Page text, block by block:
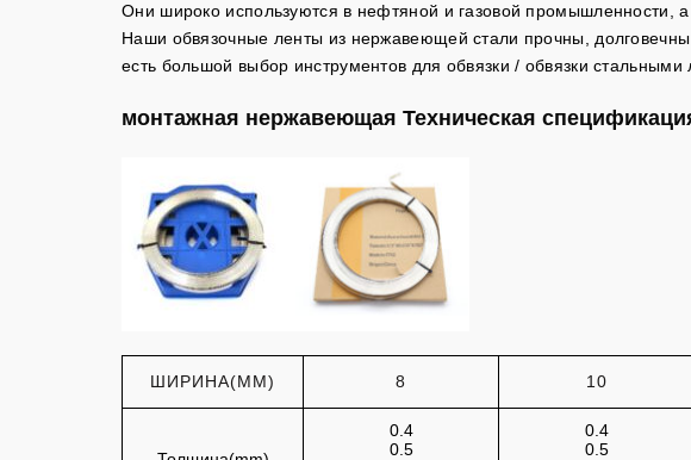
Они широко используются в нефтяной и газовой промышленности,
Наши обвязочные ленты из нержавеющей стали прочны,
есть большой выбор инструментов для обвязки / обвязки
монтажная нержавеющая Техническая
ШИРИНА(MM) 8 10
0.4
0.5
0.4
0.5